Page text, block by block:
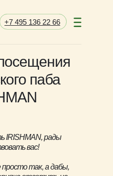
+7 495 136 22 66
паба
IRISHMAN, рады
вас!
так, а дабы,